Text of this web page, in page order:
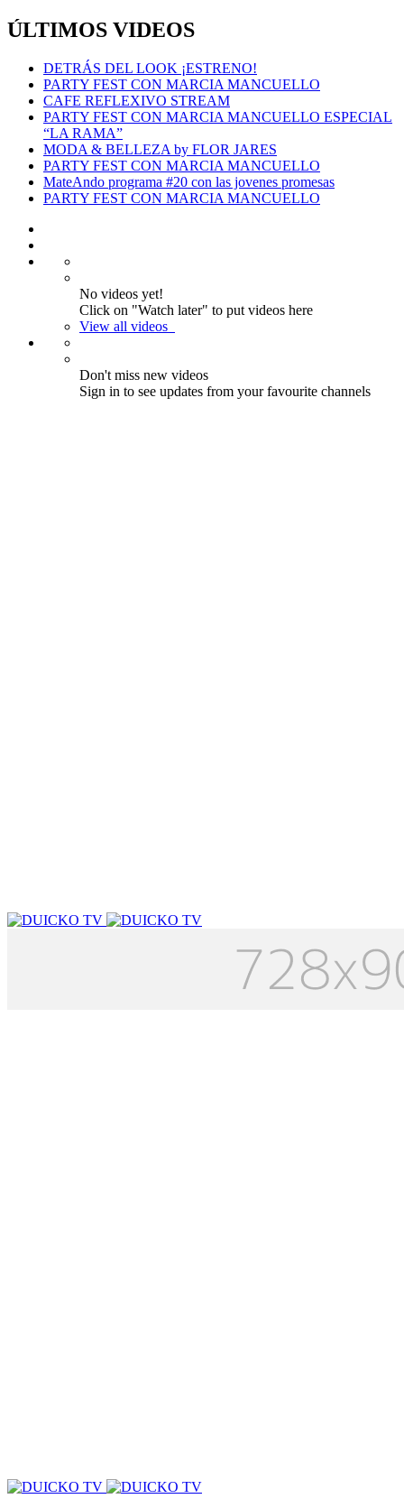
ÚLTIMOS VIDEOS
DETRÁS DEL LOOK ¡ESTRENO!
PARTY FEST CON MARCIA MANCUELLO
CAFE REFLEXIVO STREAM
PARTY FEST CON MARCIA MANCUELLO ESPECIAL
“LA RAMA”
MODA & BELLEZA by FLOR JARES
PARTY FEST CON MARCIA MANCUELLO
MateAndo programa #20 con las jovenes promesas
PARTY FEST CON MARCIA MANCUELLO
No videos yet!
Click on "Watch later" to put videos here
View all videos
Don't miss new videos
Sign in to see updates from your favourite channels